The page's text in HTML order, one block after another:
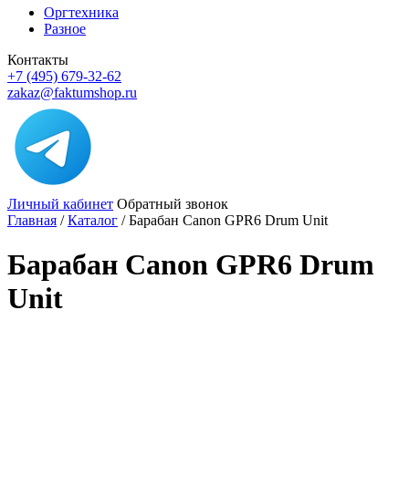
Оргтехника
Разное
Контакты
+7 (495) 679-32-62
zakaz@faktumshop.ru
Личный кабинет Обратный звонок
Главная /Каталог /Барабан Canon GPR6 Drum Unit
Барабан Canon GPR6 Drum
Unit